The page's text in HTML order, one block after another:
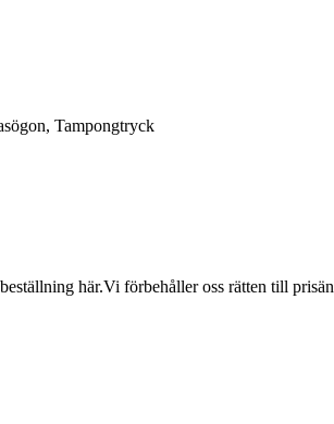
Tampongtryck
här.Vi förbehåller oss rätten till